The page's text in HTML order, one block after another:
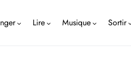
Lire Musique Sortir